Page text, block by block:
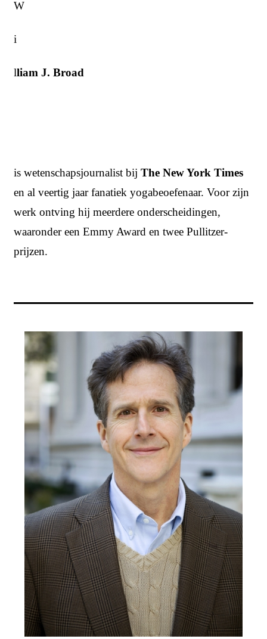
W
i
lliam J. Broad
is wetenschapsjournalist bij The New York Times
en al veertig jaar fanatiek yogabeoefenaar. Voor zijn
werk ontving hij meerdere onderscheidingen,
waaronder een Emmy Award en twee Pullitzer-
prijzen.